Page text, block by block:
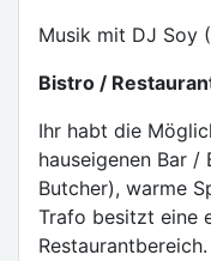
Musik mit DJ Soy
Bistro /
Ihr habt die
hauseigenen Bar /
Butcher), warme
Trafo besitzt eine